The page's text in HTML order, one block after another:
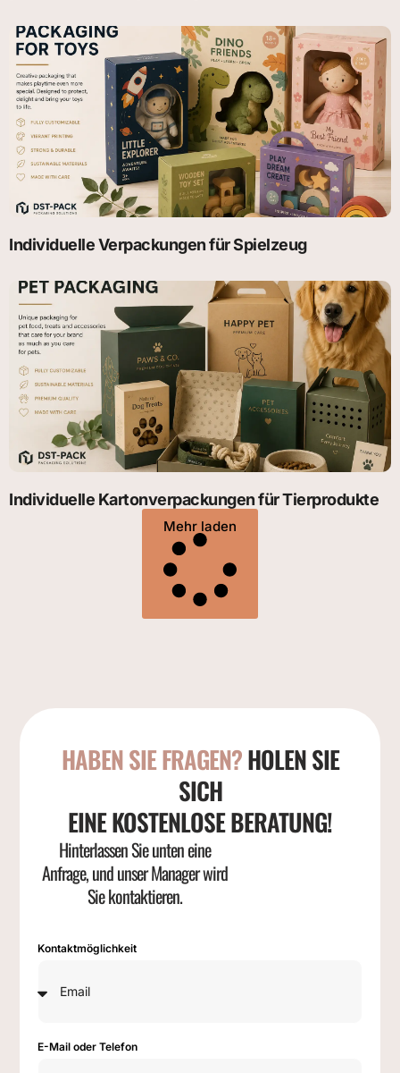
Individuelle Verpackungen für Spielzeug
Individuelle Kartonverpackungen für Tierprodukte
Mehr laden
HABEN SIE FRAGEN?HOLEN SIE
SICH
EINE KOSTENLOSE BERATUNG!
Hinterlassen Sie unten eine
Anfrage, und unser Manager wird
Sie kontaktieren.
Kontaktmöglichkeit
E-Mail oder Telefon